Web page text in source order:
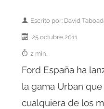
Escrito por: David
25 octubre 2011
2 min.
Ford España ha
la gama Urban
cualquiera de los